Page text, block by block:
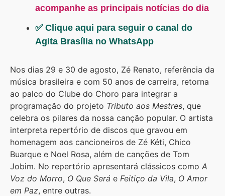
acompanhe as principais notícias do dia
✅ Clique aqui para seguir o canal do
Agita Brasília no WhatsApp
Nos dias 29 e 30 de agosto, Zé Renato, referência da
música brasileira e com 50 anos de carreira, retorna
ao palco do Clube do Choro para integrar a
programação do projeto Tributo aos Mestres, que
celebra os pilares da nossa canção popular. O artista
interpreta repertório de discos que gravou em
homenagem aos cancioneiros de Zé Kéti, Chico
Buarque e Noel Rosa, além de canções de Tom
Jobim. No repertório apresentará clássicos como A
Voz do Morro, O Que Será e Feitiço da Vila, O Amor
em Paz, entre outras.